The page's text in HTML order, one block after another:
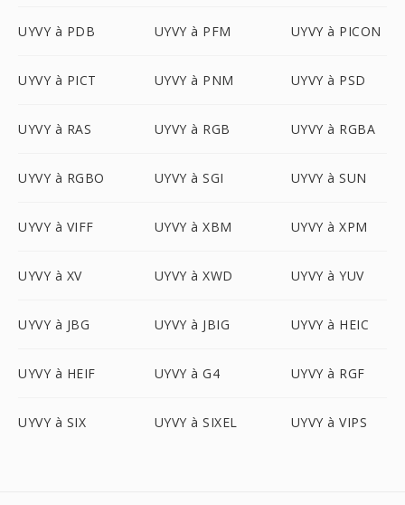
UYVY à PDB UYVY à PFM UYVY à PICON
UYVY à PICT UYVY à PNM UYVY à PSD
UYVY à RAS UYVY à RGB UYVY à RGBA
UYVY à RGBO UYVY à SGI UYVY à SUN
UYVY à VIFF UYVY à XBM UYVY à XPM
UYVY à XV UYVY à XWD UYVY à YUV
UYVY à JBG UYVY à JBIG UYVY à HEIC
UYVY à HEIF UYVY à G4 UYVY à RGF
UYVY à SIX UYVY à SIXEL UYVY à VIPS